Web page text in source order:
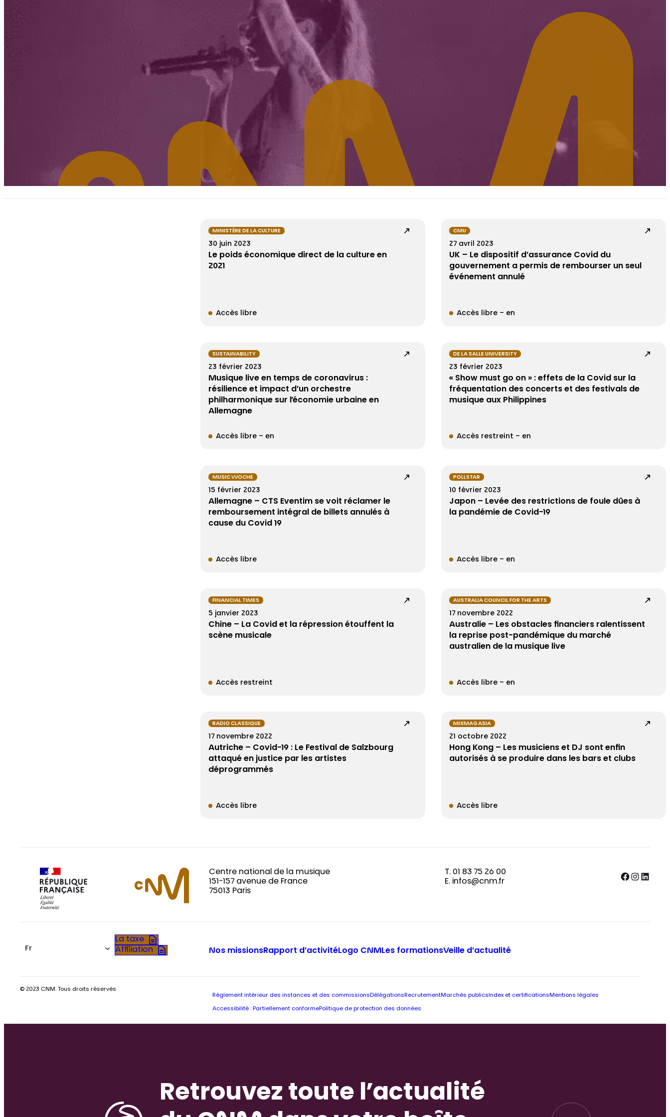
MINISTÈRE DE LA CULTURE
30 juin 2023
Le poids économique direct de la culture en
2021
Accès libre
CMU
27 avril 2023
UK – Le dispositif d’assurance Covid du
gouvernement a permis de rembourser un seul
événement annulé
Accès libre – en
SUSTAINABILITY
23 février 2023
Musique live en temps de coronavirus :
résilience et impact d’un orchestre
philharmonique sur l’économie urbaine en
Allemagne
Accès libre – en
DE LA SALLE UNIVERSITY
23 février 2023
« Show must go on » : effets de la Covid sur la
fréquentation des concerts et des festivals de
musique aux Philippines
Accès restreint – en
MUSIC WOCHE
15 février 2023
Allemagne – CTS Eventim se voit réclamer le
remboursement intégral de billets annulés à
cause du Covid 19
Accès libre
POLLSTAR
10 février 2023
Japon – Levée des restrictions de foule dûes à
la pandémie de Covid-19
Accès libre – en
FINANCIAL TIMES
5 janvier 2023
Chine – La Covid et la répression étouffent la
scène musicale
Accès restreint
AUSTRALIA COUNCIL FOR THE ARTS
17 novembre 2022
Australie – Les obstacles financiers ralentissent
la reprise post-pandémique du marché
australien de la musique live
Accès libre – en
RADIO CLASSIQUE
17 novembre 2022
Autriche – Covid-19 : Le Festival de Salzbourg
attaqué en justice par les artistes
déprogrammés
Accès libre
MIXMAG ASIA
21 octobre 2022
Hong Kong – Les musiciens et DJ sont enfin
autorisés à se produire dans les bars et clubs
Accès libre
Centre national de la musique
151-157 avenue de France
75013 Paris
T. 01 83 75 26 00
E. infos@cnm.fr
Facebook InstagramLinkedIn
Fr
La taxe
Affiliation
Nos missionsRapport d’activitéLogo CNMLes formationsVeille d’actualité
© 2023 CNM. Tous droits réservés
Règlement intérieur des instances et des commissions Délégations RecrutementMarchés publics Index et certifications Mentions légales
Accessibilité : Partiellement conformePolitique de protection des données
Retrouvez toute l’actualité